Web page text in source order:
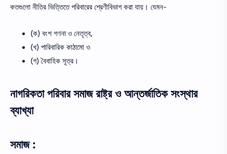
কতগুলো নীতির ভিত্তিতে পরিবারের শ্রেণীবিভাগ করা যায়। যেমন-
(ক) বংশ গণনা ও নেতৃত্ব,
(খ) পারিবারিক কাঠামো ও
(গ) বৈবাহিক সূত্র।
নাগরিকতা পরিবার সমাজ রাষ্ট্র ও আন্তর্জাতিক সংস্থার
ব্যাখ্যা
সমাজ :